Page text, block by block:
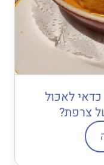
לאכול
צרפת?